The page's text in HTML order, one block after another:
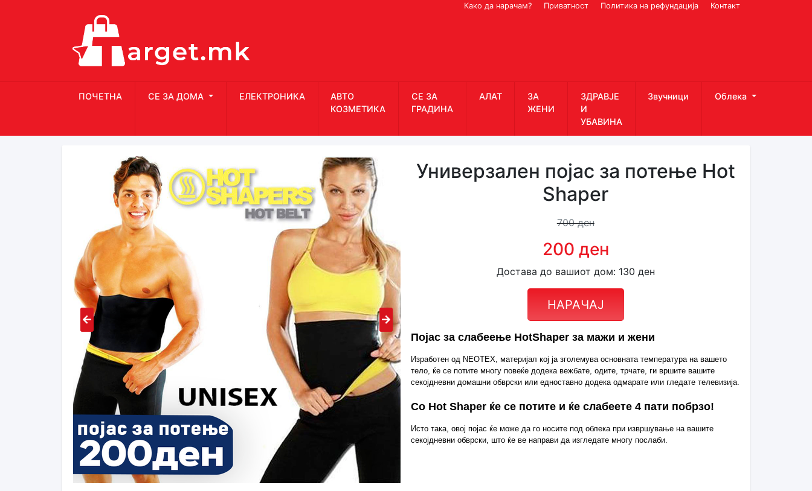
Како да нарачам? Приватност Политика на рефундација Контакт
ПОЧЕТНА СЕ ЗА ДОМА ЕЛЕКТРОНИКА
АВТО
КОЗМЕТИКА
СЕ ЗА
ГРАДИНА
АЛАТ
ЗА
ЖЕНИ
ЗДРАВЈЕ
И
УБАВИНА
Звучници Облека
Универзален појас за потење Hot
Shaper
700 ден
200 ден
Достава до вашиот дом: 130 ден
НАРАЧАЈ
Појас за слабеење HotShaper за мажи и жени
Изработен од NEOTEX, материјал кој ја зголемува основната температура на вашето
тело, ќе се потите многу повеќе додека вежбате, одите, трчате, ги вршите вашите
секојдневни домашни обврски или едноставно додека одмарате или гледате телевизија.
Со Hot Shaper ќе се потите и ќе слабеете 4 пати побрзо!
Исто така, овој појас ќе може да го носите под облека при извршување на вашите
секојдневни обврски, што ќе ве направи да изгледате многу послаби.